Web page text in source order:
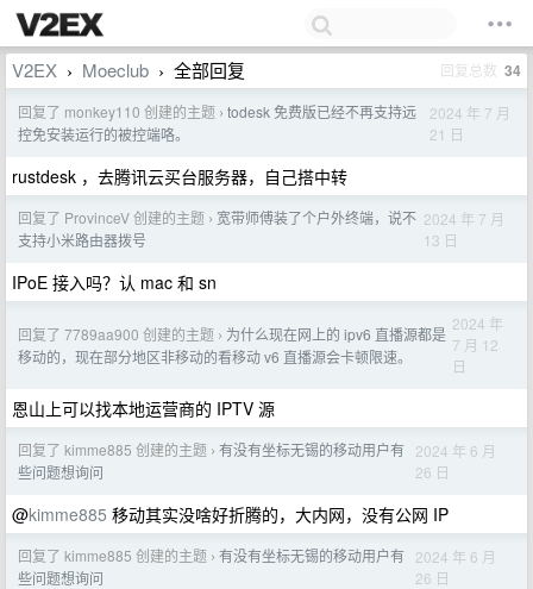
V2EX › Moeclub › 全部回复 回复总数 34
回复了 monkey110 创建的主题 › todesk 免费版已经不再支持远
控免安装运行的被控端咯。
2024 年 7 月
21 日
rustdesk ，去腾讯云买台服务器，自己搭中转
回复了 ProvinceV 创建的主题 › 宽带师傅装了个户外终端，说不
支持小米路由器拨号
2024 年 7 月
13 日
IPoE 接入吗？认 mac 和 sn
回复了 7789aa900 创建的主题 › 为什么现在网上的 ipv6 直播源都是
移动的，现在部分地区非移动的看移动 v6 直播源会卡顿限速。
2024 年
7 月 12
日
恩山上可以找本地运营商的 IPTV 源
回复了 kimme885 创建的主题 › 有没有坐标无锡的移动用户有
些问题想询问
2024 年 6 月
26 日
@kimme885 移动其实没啥好折腾的，大内网，没有公网 IP
回复了 kimme885 创建的主题 › 有没有坐标无锡的移动用户有
些问题想询问
2024 年 6 月
26 日